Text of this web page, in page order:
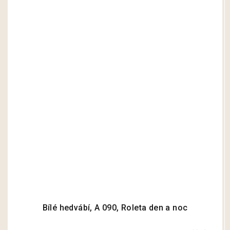
Bílé hedvábí, A 090, Roleta den a noc